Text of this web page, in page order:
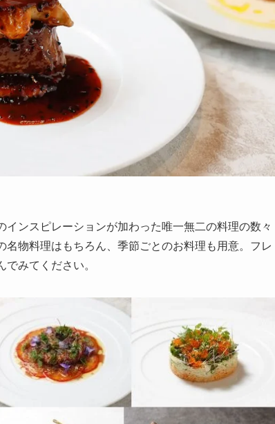
ンスピレーションが加わった唯一無二の料理の数々
物料理はもちろん、季節ごとのお料理も用意。フレ
みてください。